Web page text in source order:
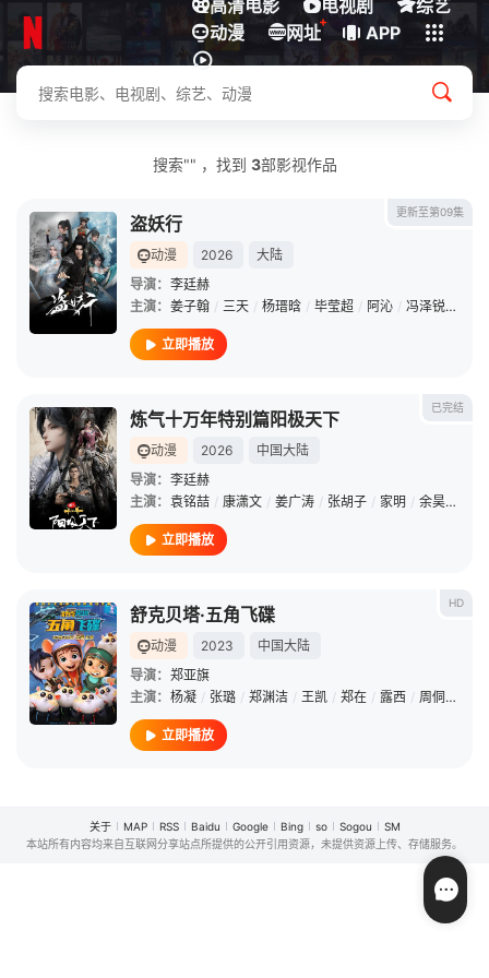
高清电影 电视剧
综艺
动漫
网址
+
APP
下载客户端
搜索"" ，找到 3部影视作品
更新至第09集
盗妖行
动漫 2026
大陆
导演： 李廷赫
主演： 姜子翰 / 三天 / 杨瑨晗 / 毕莹超 / 阿沁 / 冯泽锐 /
立即播放
已完结
炼气十万年特别篇阳极天下
动漫 2026
中国大陆
导演： 李廷赫
主演： 袁铭喆 / 康潇文 / 姜广涛 / 张胡子 / 家明 / 余昊威
立即播放
HD
舒克贝塔·五角飞碟
动漫 2023
中国大陆
导演： 郑亚旗
主演： 杨凝 / 张璐 / 郑渊洁 / 王凯 / 郑在 / 露西 / 周侗 /
立即播放
关于 MAP RSS Baidu Google Bing so Sogou
SM
本站所有内容均来自互联网分享站点所提供的公开引用资源，未提供资源上传、存储服务。